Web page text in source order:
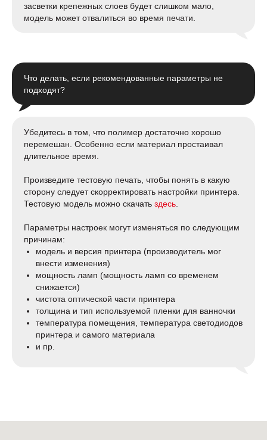
засветки крепежных слоев будет слишком мало,
модель может отвалиться во время печати.
Что делать, если рекомендованные параметры не
подходят?
Убедитесь в том, что полимер достаточно хорошо
перемешан. Особенно если материал простаивал
длительное время.
Произведите тестовую печать, чтобы понять в какую
сторону следует скорректировать настройки принтера.
Тестовую модель можно скачать здесь
Параметры настроек могут изменяться по следующим
причинам:
модель и версия принтера (производитель мог
внести изменения)
мощность ламп (мощность ламп со временем
снижается)
чистота оптической части принтера
толщина и тип используемой пленки для ванночки
температура помещения, температура светодиодов
принтера и самого материала
и пр.